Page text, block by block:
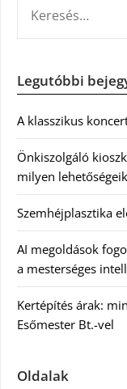
Legutóbbi
A klasszikus
Önkiszolgáló
milyen
Szemhéjplasztika
AI megoldások
a mesterséges
Kertépítés árak:
Esőmester Bt.-vel
Oldalak